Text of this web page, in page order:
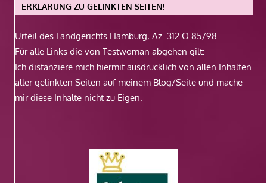
ERKLÄRUNG ZU GELINKTEN SEITEN!
Urteil des Landgerichts Hamburg, Az. 312 O 85/98
Für alle Links die von Testwoman abgehen gilt:
Ich distanziere mich hiermit ausdrücklich von allen Inhalten
aller gelinkten Seiten auf meinem Blog/Seite und mache
mir diese Inhalte nicht zu Eigen.